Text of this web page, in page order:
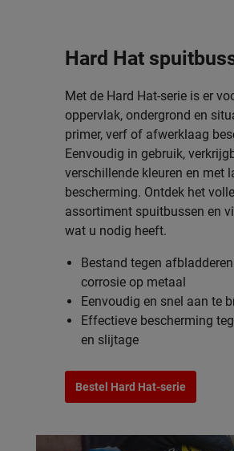
Hard Hat
Met de Hard Hat-serie is er
oppervlak, ondergrond en
primer, verf of afwerklaag
Eenvoudig in gebruik,
verschillende kleuren en met
bescherming. Ontdek het
assortiment spuitbussen en
wat u nodig heeft.
Bestand tegen
corrosie op metaal
Eenvoudig en snel aan te
Effectieve bescherming
en slijtage
Bestel Hard Hat-serie